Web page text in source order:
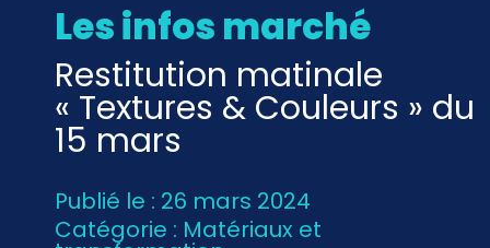
Les infos marché
Restitution matinale
« Textures & Couleurs » du
15 mars
Publié le : 26 mars 2024
Catégorie : Matériaux et